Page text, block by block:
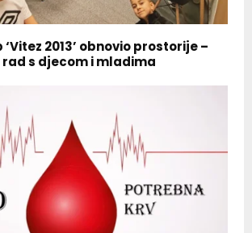
2013’ obnovio prostorije –
s djecom i mladima